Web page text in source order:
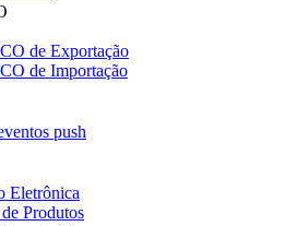
de Exportação
de Importação
push
Eletrônica
Produtos